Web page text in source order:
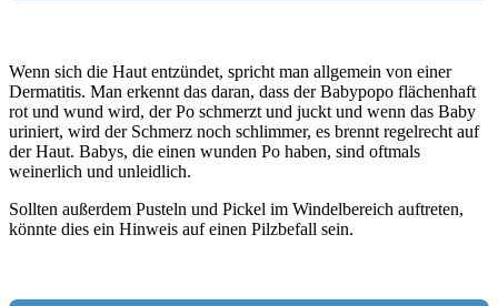
Wenn sich die Haut entzündet, spricht man allgemein von einer
Dermatitis. Man erkennt das daran, dass der Babypopo flächenhaft
rot und wund wird, der Po schmerzt und juckt und wenn das Baby
uriniert, wird der Schmerz noch schlimmer, es brennt regelrecht auf
der Haut. Babys, die einen wunden Po haben, sind oftmals
weinerlich und unleidlich.
Sollten außerdem Pusteln und Pickel im Windelbereich auftreten,
könnte dies ein Hinweis auf einen Pilzbefall sein.